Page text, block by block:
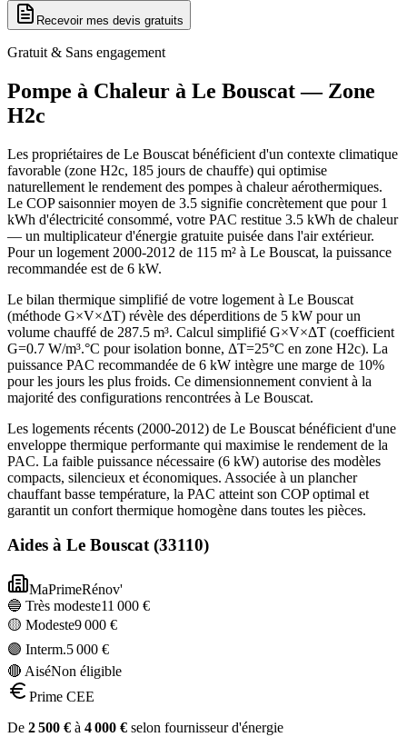
Recevoir mes devis gratuits
Gratuit & Sans engagement
Pompe à Chaleur à Le Bouscat— Zone
H2c
Les propriétaires de Le Bouscat bénéficient d'un contexte climatique
favorable (zone H2c, 185 jours de chauffe) qui optimise
naturellement le rendement des pompes à chaleur aérothermiques.
Le COP saisonnier moyen de 3.5 signifie concrètement que pour 1
kWh d'électricité consommé, votre PAC restitue 3.5 kWh de chaleur
— un multiplicateur d'énergie gratuite puisée dans l'air extérieur.
Pour un logement 2000-2012 de 115 m² à Le Bouscat, la puissance
recommandée est de 6 kW.
Le bilan thermique simplifié de votre logement à Le Bouscat
(méthode G×V×ΔT) révèle des déperditions de 5 kW pour un
volume chauffé de 287.5 m³. Calcul simplifié G×V×ΔT (coefficient
G=0.7 W/m³.°C pour isolation bonne, ΔT=25°C en zone H2c). La
puissance PAC recommandée de 6 kW intègre une marge de 10%
pour les jours les plus froids. Ce dimensionnement convient à la
majorité des configurations rencontrées à Le Bouscat.
Les logements récents (2000-2012) de Le Bouscat bénéficient d'une
enveloppe thermique performante qui maximise le rendement de la
PAC. La faible puissance nécessaire (6 kW) autorise des modèles
compacts, silencieux et économiques. Associée à un plancher
chauffant basse température, la PAC atteint son COP optimal et
garantit un confort thermique homogène dans toutes les pièces.
Aides à Le Bouscat(33110)
MaPrimeRénov'
🔵 Très modeste11 000 €
🟡 Modeste9 000 €
🟣 Interm.5 000 €
🔴 AiséNon éligible
Prime CEE
De 2 500 € à 4 000 € selon fournisseur d'énergie